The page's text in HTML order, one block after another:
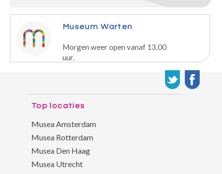
Museum Warten
Morgen weer open vanaf 13.00
uur.
Top locaties
Musea Amsterdam
Musea Rotterdam
Musea Den Haag
Musea Utrecht